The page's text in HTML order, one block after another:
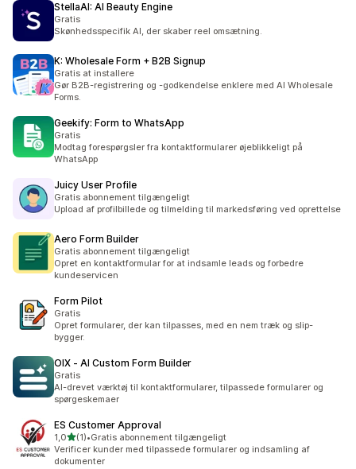
StellaAI: AI Beauty Engine
Gratis
Skønhedsspecifik AI, der skaber reel omsætning.
K: Wholesale Form + B2B Signup
Gratis at installere
Gør B2B-registrering og -godkendelse enklere med AI Wholesale
Forms.
Geekify: Form to WhatsApp
Gratis
Modtag forespørgsler fra kontaktformularer øjeblikkeligt på
WhatsApp
Juicy User Profile
Gratis abonnement tilgængeligt
Upload af profilbillede og tilmelding til markedsføring ved oprettelse
Aero Form Builder
Gratis abonnement tilgængeligt
Opret en kontaktformular for at indsamle leads og forbedre
kundeservicen
Form Pilot
Gratis
Opret formularer, der kan tilpasses, med en nem træk og slip-
bygger.
OIX ‑ AI Custom Form Builder
Gratis
AI-drevet værktøj til kontaktformularer, tilpassede formularer og
spørgeskemaer
ES Customer Approval
1,0ud af 5 stjerner
(1)
1 anmeldelser i alt
•Gratis abonnement tilgængeligt
Verificer kunder med tilpassede formularer og indsamling af
dokumenter